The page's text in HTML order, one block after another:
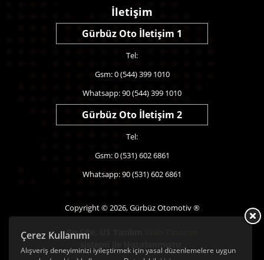
Çerez Kullanımı
Alışveriş deneyiminizi iyileştirmek için yasal düzenlemelere uygun
İletişim
Gürbüz Oto İletişim 1
Tel:
Gsm: 0 (544) 399 1010
Whatsapp: 90 (544) 399 1010
Gürbüz Oto İletişim 2
Tel:
Gsm: 0 (531) 602 6861
Whatsapp: 90 (531) 602 6861
Copyright © 2026, Gürbüz Otomotiv ®
Bu Site,